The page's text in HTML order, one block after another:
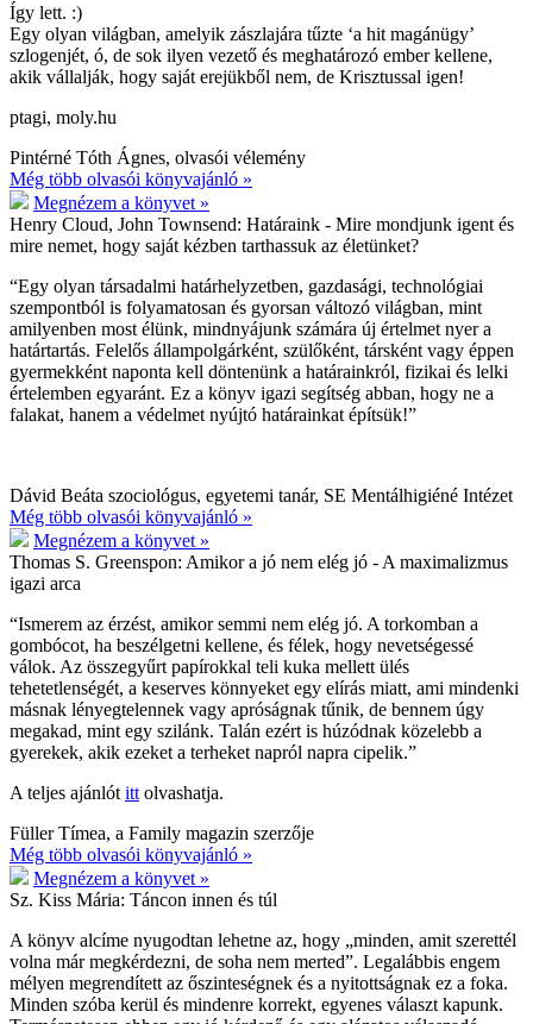
Így lett. :)
Egy olyan világban, amelyik zászlajára tűzte ‘a hit magánügy’
szlogenjét, ó, de sok ilyen vezető és meghatározó ember kellene,
akik vállalják, hogy saját erejükből nem, de Krisztussal igen!
ptagi, moly.hu
Pintérné Tóth Ágnes, olvasói vélemény
Még több olvasói könyvajánló »
Megnézem a könyvet »
Henry Cloud, John Townsend: Határaink - Mire mondjunk igent és
mire nemet, hogy saját kézben tarthassuk az életünket?
“Egy olyan társadalmi határhelyzetben, gazdasági, technológiai
szempontból is folyamatosan és gyorsan változó világban, mint
amilyenben most élünk, mindnyájunk számára új értelmet nyer a
határtartás. Felelős állampolgárként, szülőként, társként vagy éppen
gyermekként naponta kell döntenünk a határainkról, fizikai és lelki
értelemben egyaránt. Ez a könyv igazi segítség abban, hogy ne a
falakat, hanem a védelmet nyújtó határainkat építsük!”
Dávid Beáta szociológus, egyetemi tanár, SE Mentálhigiéné Intézet
Még több olvasói könyvajánló »
Megnézem a könyvet »
Thomas S. Greenspon: Amikor a jó nem elég jó - A maximalizmus
igazi arca
“Ismerem az érzést, amikor semmi nem elég jó. A torkomban a
gombócot, ha beszélgetni kellene, és félek, hogy nevetségessé
válok. Az összegyűrt papírokkal teli kuka mellett ülés
tehetetlenségét, a keserves könnyeket egy elírás miatt, ami mindenki
másnak lényegtelennek vagy apróságnak tűnik, de bennem úgy
megakad, mint egy szilánk. Talán ezért is húzódnak közelebb a
gyerekek, akik ezeket a terheket napról napra cipelik.”
A teljes ajánlót itt olvashatja.
Füller Tímea, a Family magazin szerzője
Még több olvasói könyvajánló »
Megnézem a könyvet »
Sz. Kiss Mária: Táncon innen és túl
A könyv alcíme nyugodtan lehetne az, hogy „minden, amit szerettél
volna már megkérdezni, de soha nem merted”. Legalábbis engem
mélyen megrendített az őszinteségnek és a nyitottságnak ez a foka.
Minden szóba kerül és mindenre korrekt, egyenes választ kapunk.